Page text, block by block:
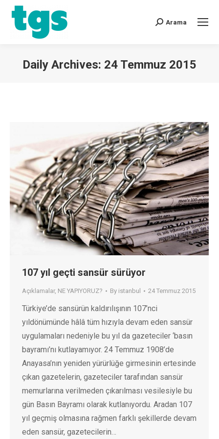
Arama
Daily Archives: 24 Temmuz 2015
107 yıl geçti sansür sürüyor
Açıklamalar, NE YAPIYORUZ? By istanbul 24 Temmuz 2015
Türkiye’de sansürün kaldırılışının 107’nci
yıldönümünde hâlâ tüm hızıyla devam eden sansür
uygulamaları nedeniyle bu yıl da gazeteciler ‘basın
bayramı’nı kutlayamıyor. 24 Temmuz 1908’de
Anayasa’nın yeniden yürürlüğe girmesinin ertesinde
çıkan gazetelerin, gazeteciler tarafından sansür
memurlarına verilmeden çıkarılması vesilesiyle bu
gün Basın Bayramı olarak kutlanıyordu. Aradan 107
yıl geçmiş olmasına rağmen farklı şekillerde devam
eden sansür, gazetecilerin…